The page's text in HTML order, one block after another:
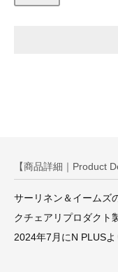
【商品詳細｜Product
サーリネン＆イームズ
クチェアリプロダクト
2024年7月にN PLUSよ